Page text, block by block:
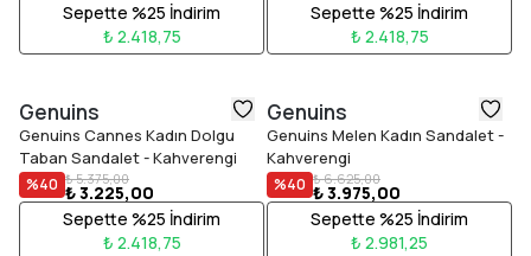
Sepette %25 İndirim
₺ 2.418,75
Sepette %25 İndirim
₺ 2.418,75
Genuins
Genuins Cannes Kadın Dolgu
Taban Sandalet - Kahverengi
%40 ₺ 5.375,00
₺ 3.225,00
Sepette %25 İndirim
₺ 2.418,75
Genuins
Genuins Melen Kadın Sandalet -
Kahverengi
%40 ₺ 6.625,00
₺ 3.975,00
Sepette %25 İndirim
₺ 2.981,25